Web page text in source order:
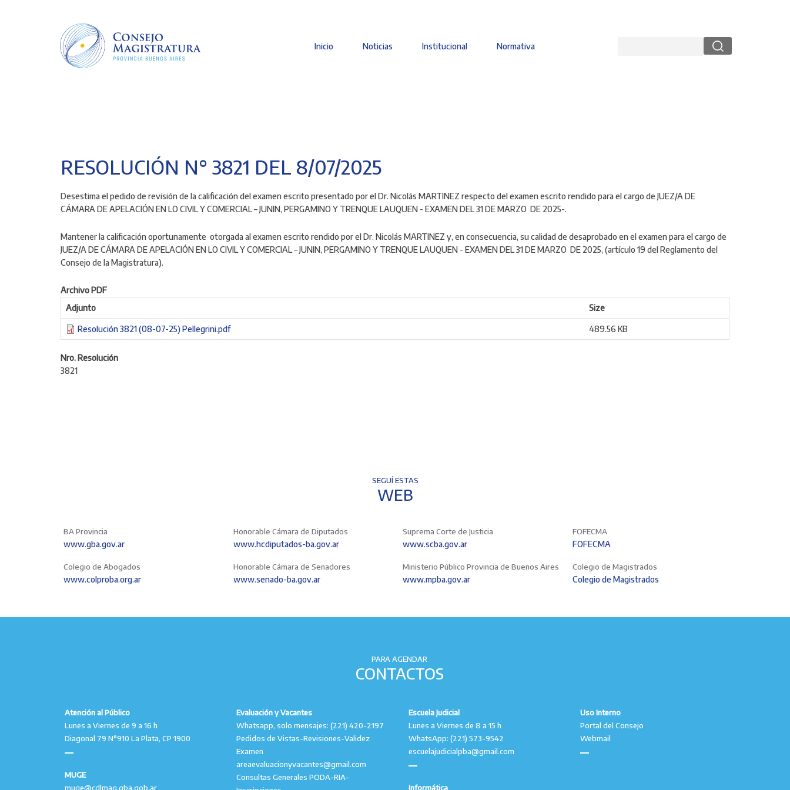
Inicio Noticias Institucional Normativa
RESOLUCIÓN N° 3821 DEL 8/07/2025
Desestima el pedido de revisión de la calificación del examen escrito presentado por el Dr. Nicolás MARTINEZ respecto del examen escrito rendido para el cargo de JUEZ/A DE
CÁMARA DE APELACIÓN EN LO CIVIL Y COMERCIAL – JUNIN, PERGAMINO Y TRENQUE LAUQUEN - EXAMEN DEL 31 DE MARZO DE 2025-.
Mantener la calificación oportunamente otorgada al examen escrito rendido por el Dr. Nicolás MARTINEZ y, en consecuencia, su calidad de desaprobado en el examen para el cargo de
JUEZ/A DE CÁMARA DE APELACIÓN EN LO CIVIL Y COMERCIAL – JUNIN, PERGAMINO Y TRENQUE LAUQUEN - EXAMEN DEL 31 DE MARZO DE 2025, (artículo 19 del Reglamento del
Consejo de la Magistratura).
Archivo PDF
Adjunto
Size
Resolución 3821 (08-07-25) Pellegrini.pdf 489.56 KB
Nro. Resolución
3821
SEGUÍ ESTAS
WEB
BA Provincia
www.gba.gov.ar
Colegio de Abogados
www.colproba.org.ar
Honorable Cámara de Diputados
www.hcdiputados-ba.gov.ar
Honorable Cámara de Senadores
www.senado-ba.gov.ar
Suprema Corte de Justicia
www.scba.gov.ar
Ministerio Público Provincia de Buenos Aires
www.mpba.gov.ar
FOFECMA
FOFECMA
Colegio de Magistrados
Colegio de Magistrados
PARA AGENDAR
CONTACTOS
Atención al Público
Lunes a Viernes de 9 a 16 h
Diagonal 79 N°910 La Plata, CP 1900
MUGE
muge@cdlmag.gba.gob.ar
Evaluación y Vacantes
Whatsapp, solo mensajes: (221) 420-2197
Pedidos de Vistas-Revisiones-Validez
Examen
areaevaluacionyvacantes@gmail.com
Consultas Generales PODA-RIA-
Escuela Judicial
Lunes a Viernes de 8 a 15 h
WhatsApp: (221) 573-9542
escuelajudicialpba@gmail.com
Informática
Uso Interno
Portal del Consejo
Webmail